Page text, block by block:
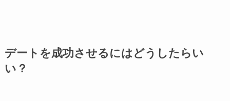
デートを成功させるにはどうしたらい
い？